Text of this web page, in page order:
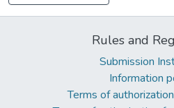
Rules and
Submission
Information
Terms of